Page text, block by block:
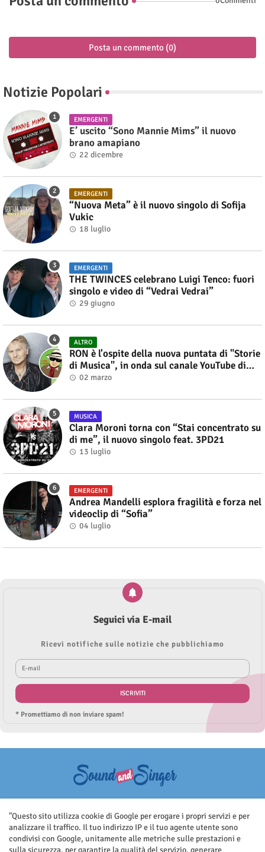
Posta un commento (0)
Notizie Popolari
EMERGENTI
E’ uscito “Sono Mannie Mims” il nuovo
brano amapiano
22 dicembre
EMERGENTI
“Nuova Meta” è il nuovo singolo di Sofija
Vukic
18 luglio
EMERGENTI
THE TWINCES celebrano Luigi Tenco: fuori
singolo e video di “Vedrai Vedrai”
29 giugno
ALTRO
RON è l'ospite della nuova puntata di "Storie
di Musica", in onda sul canale YouTube di
Alberto Salerno
02 marzo
MUSICA
Clara Moroni torna con “Stai concentrato su
di me”, il nuovo singolo feat. 3PD21
13 luglio
EMERGENTI
Andrea Mandelli esplora fragilità e forza nel
videoclip di “Sofia”
04 luglio
Seguici via E-mail
Ricevi notifiche sulle notizie che pubblichiamo
* Promettiamo di non inviare spam!
aggiornato senza nessuna periodicità. Non può pertanto considerarsi
un prodotto editoriale ai sensi della legge n.62 del 7.03.2001
"Questo sito utilizza cookie di Google per erogare i propri servizi e per
analizzare il traffico. Il tuo indirizzo IP e il tuo agente utente sono
condivisi con Google, unitamente alle metriche sulle prestazioni e
sulla sicurezza, per garantire la qualità del servizio, generare